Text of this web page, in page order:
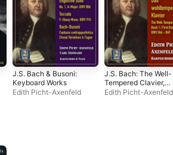
J.S. Bach & Busoni:
Keyboard Works
Edith Picht-Axenfeld
J.S. Bach: The Well-
Tempered Clavier,
Book 1, BWVV 846-
Edith Picht-Axenfeld